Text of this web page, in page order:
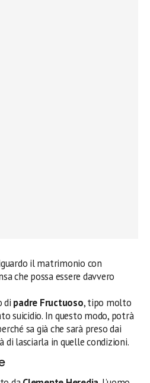
il matrimonio con
che possa essere davvero
di padre Fructuoso, tipo molto
suicidio. In questo modo, potrà
sa già che sarà preso dai
di lasciarla in quelle condizioni.